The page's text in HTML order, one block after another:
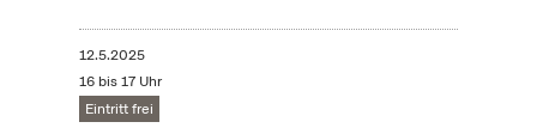
12.5.2025
16 bis 17 Uhr
Eintritt frei